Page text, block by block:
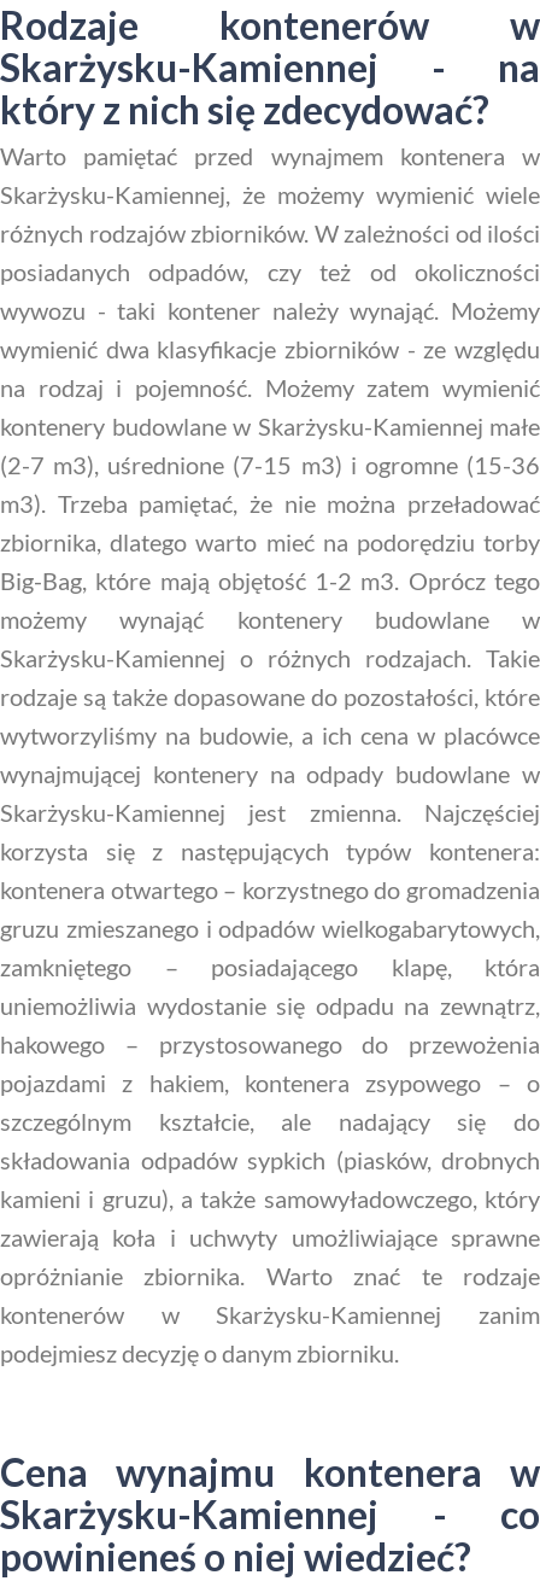
Rodzaje kontenerów w
Skarżysku-Kamiennej - na
który z nich się zdecydować?
Warto pamiętać przed wynajmem kontenera w
Skarżysku-Kamiennej, że możemy wymienić wiele
różnych rodzajów zbiorników. W zależności od ilości
posiadanych odpadów, czy też od okoliczności
wywozu - taki kontener należy wynająć. Możemy
wymienić dwa klasyfikacje zbiorników - ze względu
na rodzaj i pojemność. Możemy zatem wymienić
kontenery budowlane w Skarżysku-Kamiennej małe
(2-7 m3), uśrednione (7-15 m3) i ogromne (15-36
m3). Trzeba pamiętać, że nie można przeładować
zbiornika, dlatego warto mieć na podorędziu torby
Big-Bag, które mają objętość 1-2 m3. Oprócz tego
możemy wynająć kontenery budowlane w
Skarżysku-Kamiennej o różnych rodzajach. Takie
rodzaje są także dopasowane do pozostałości, które
wytworzyliśmy na budowie, a ich cena w placówce
wynajmującej kontenery na odpady budowlane w
Skarżysku-Kamiennej jest zmienna. Najczęściej
korzysta się z następujących typów kontenera:
kontenera otwartego – korzystnego do gromadzenia
gruzu zmieszanego i odpadów wielkogabarytowych,
zamkniętego – posiadającego klapę, która
uniemożliwia wydostanie się odpadu na zewnątrz,
hakowego – przystosowanego do przewożenia
pojazdami z hakiem, kontenera zsypowego – o
szczególnym kształcie, ale nadający się do
składowania odpadów sypkich (piasków, drobnych
kamieni i gruzu), a także samowyładowczego, który
zawierają koła i uchwyty umożliwiające sprawne
opróżnianie zbiornika. Warto znać te rodzaje
kontenerów w Skarżysku-Kamiennej zanim
podejmiesz decyzję o danym zbiorniku.
Cena wynajmu kontenera w
Skarżysku-Kamiennej - co
powinieneś o niej wiedzieć?